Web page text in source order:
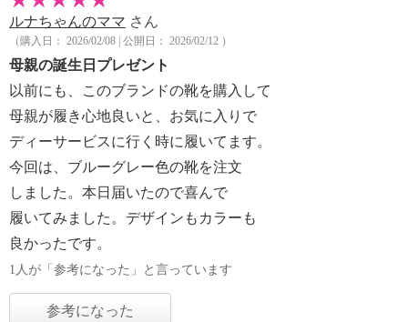
ルナちゃんのママ さん
（購入日： 2026/02/08 | 公開日： 2026/02/12 ）
母親の誕生日プレゼント
以前にも、このブランドの靴を購入して
母親が履き心地良いと、お気に入りで
ディーサービスに行く時に履いてます。
今回は、ブルーグレー色の靴を注文
しました。本日届いたので喜んで
履いてみました。デザインもカラーも
良かったです。
1人が「参考になった」と言っています
参考になった